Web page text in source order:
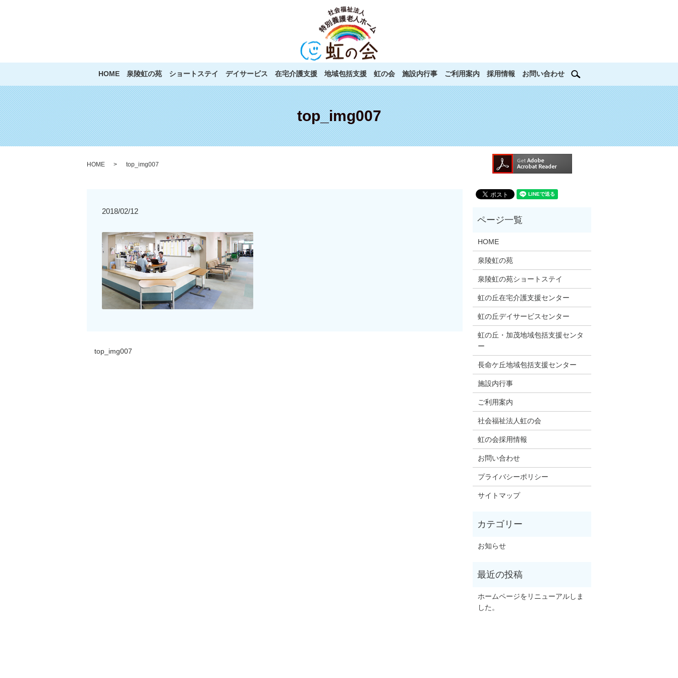
HOME 泉陵虹の苑 ショートステイ デイサービス 在宅介護支援 地域包括支援 虹の会 施設内行事 ご利用案内 採用情報 お問い合わせ
top_img007
HOME top_img007
2018/02/12
top_img007
HOME
泉陵虹の苑
泉陵虹の苑ショートステイ
虹の丘在宅介護支援センター
虹の丘デイサービスセンター
虹の丘・加茂地域包括支援センタ
ー
長命ケ丘地域包括支援センター
施設内行事
ご利用案内
社会福祉法人虹の会
虹の会採用情報
お問い合わせ
プライバシーポリシー
サイトマップ
お知らせ
ホームページをリニューアルしま
した。